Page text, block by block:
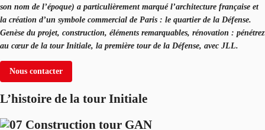
Flex & Co-working
Favoris
son nom de l’époque) a particulièrement marqué l’architecture française et
la création d’un symbole commercial de Paris : le quartier de la Défense.
Genèse du projet, construction, éléments remarquables, rénovation : pénétrez
au cœur de la tour Initiale, la première tour de la Défense, avec JLL.
Nous contacter
L’histoire de la tour Initiale